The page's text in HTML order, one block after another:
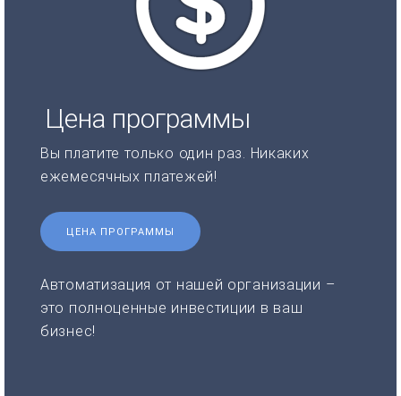
Цена программы
Вы платите только один раз. Никаких
ежемесячных платежей!
ЦЕНА ПРОГРАММЫ
Автоматизация от нашей организации –
это полноценные инвестиции в ваш
бизнес!